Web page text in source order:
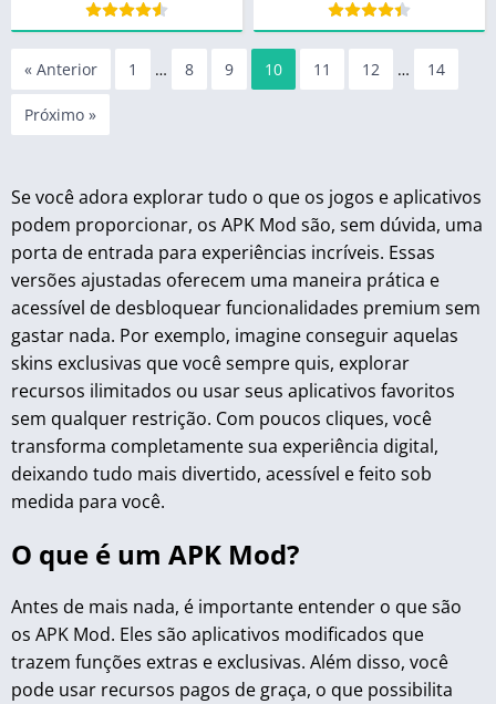
« Anterior 1 … 8 9 10 11 12 … 14
Próximo »
Se você adora explorar tudo o que os jogos e aplicativos
podem proporcionar, os APK Mod são, sem dúvida, uma
porta de entrada para experiências incríveis. Essas
versões ajustadas oferecem uma maneira prática e
acessível de desbloquear funcionalidades premium sem
gastar nada. Por exemplo, imagine conseguir aquelas
skins exclusivas que você sempre quis, explorar
recursos ilimitados ou usar seus aplicativos favoritos
sem qualquer restrição. Com poucos cliques, você
transforma completamente sua experiência digital,
deixando tudo mais divertido, acessível e feito sob
medida para você.
O que é um APK Mod?
Antes de mais nada, é importante entender o que são
os APK Mod. Eles são aplicativos modificados que
trazem funções extras e exclusivas. Além disso, você
pode usar recursos pagos de graça, o que possibilita